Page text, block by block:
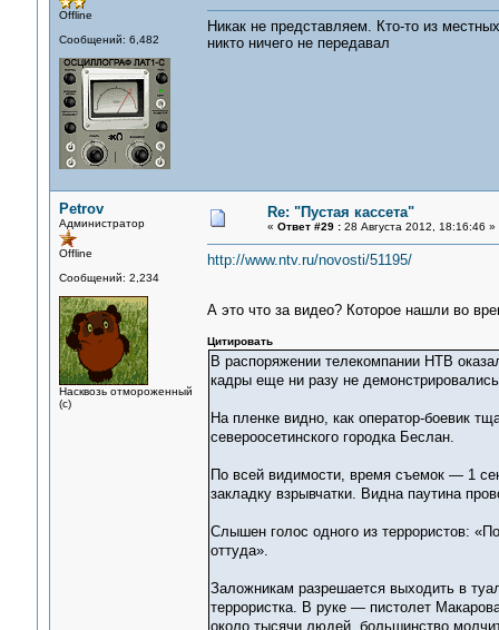
Offline
Сообщений: 6,482
Никак не представляем. Кто-то из
никто ничего не передавал
Petrov
Администратор
Offline
Сообщений: 2,234
Насквозь отмороженный
(с)
Re: "Пустая кассета"
« Ответ #29 :28 Августа 2012, 18:16:46 »
http://www.ntv.ru/novosti/51195/
А это что за видео? Которое нашли во
Цитировать
В распоряжении телекомпании НТВ
кадры еще ни разу не
На пленке видно, как оператор-боевик
североосетинского городка Беслан.
По всей видимости, время съемок — 1
закладку взрывчатки. Видна паутина
Слышен голос одного из террористов:
оттуда».
Заложникам разрешается выходить в
террористка. В руке — пистолет
около тысячи людей, большинство